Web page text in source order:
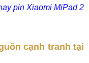
pin Xiaomi MiPad 2
cạnh tranh tại